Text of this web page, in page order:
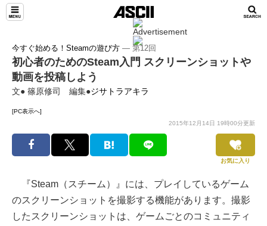
今すぐ始める！Steamの遊び方 ― 第12回
初心者のためのSteam入門 スクリーンショットや
動画を投稿しよう
文● 篠原修司 編集●ジサトラアキラ
[PC表示へ]
2015年12月14日 19時00分更新
お気に入り
『Steam（スチーム）』には、プレイしているゲーム
のスクリーンショットを撮影する機能があります。撮影
したスクリーンショットは、ゲームごとのコミュニティ